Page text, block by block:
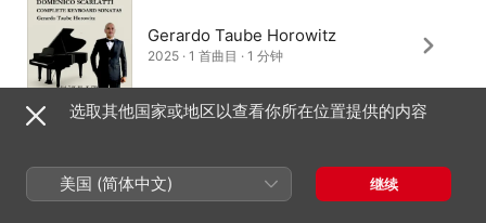
Gerardo Taube Horowitz
2025 · 1 首曲目 · 1 分钟
斯科特 · 罗斯
1988 · 1 首曲目 · 3 分钟
选取其他国家或地区以查看你所在位置提供的内容
美国 (简体中文) 继续